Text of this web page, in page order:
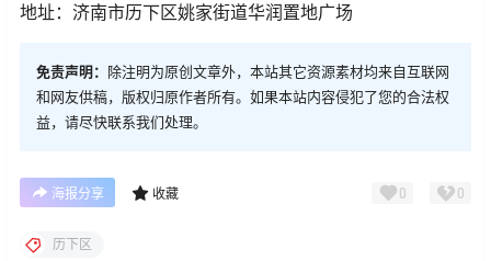
地址：济南市历下区姚家街道华润置地广场
免责声明： 除注明为原创文章外，本站其它资源素材均来自互联网
和网友供稿，版权归原作者所有。如果本站内容侵犯了您的合法权
益，请尽快联系我们处理。
海报分享 收藏 0 0
历下区